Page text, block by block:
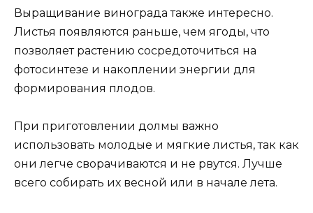
Выращивание винограда также интересно.
Листья появляются раньше, чем ягоды, что
позволяет растению сосредоточиться на
фотосинтезе и накоплении энергии для
формирования плодов.
При приготовлении долмы важно
использовать молодые и мягкие листья, так как
они легче сворачиваются и не рвутся. Лучше
всего собирать их весной или в начале лета.